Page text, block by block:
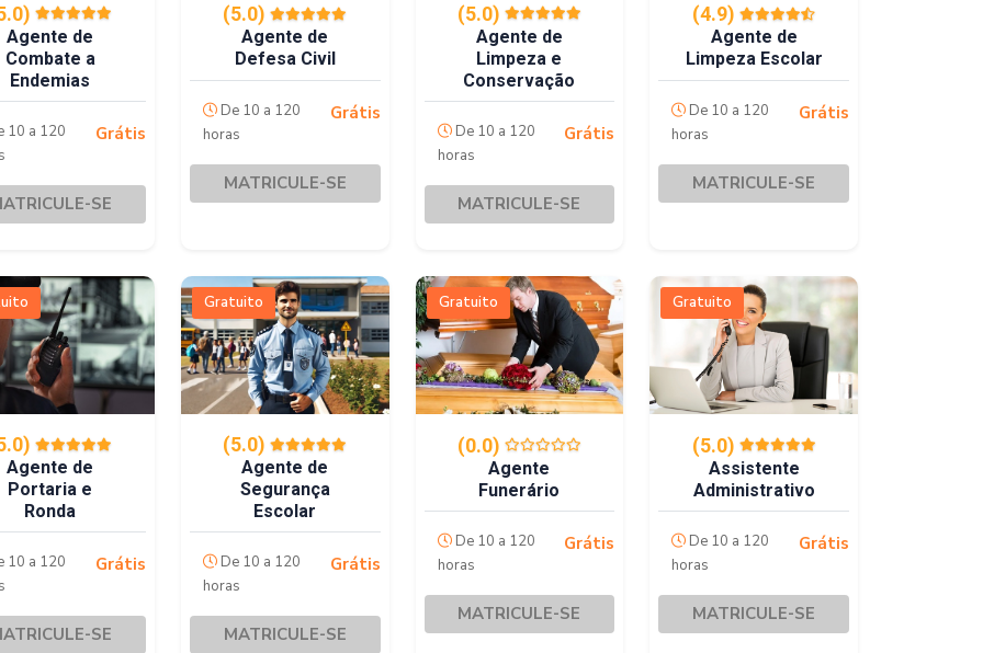
Agente de
Combate a
Endemias
10 a 120
Grátis
SE
(5.0)
Agente de
Defesa Civil
De 10 a 120
horas
Grátis
MATRICULE-SE
(5.0)
Agente de
Limpeza e
Conservação
De 10 a 120
horas
Grátis
MATRICULE-SE
(4.9)
Agente de
Limpeza Escolar
De 10 a 120
horas
Grátis
MATRICULE-SE
Agente de
Portaria e
Ronda
10 a 120
Grátis
SE
Gratuito
(5.0)
Agente de
Segurança
Escolar
De 10 a 120
horas
Grátis
MATRICULE-SE
Gratuito
(0.0)
Agente
Funerário
De 10 a 120
horas
Grátis
MATRICULE-SE
Gratuito
(5.0)
Assistente
Administrativo
De 10 a 120
horas
Grátis
MATRICULE-SE